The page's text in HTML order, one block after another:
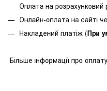
Оплата на розрахунковий
Онлайн-оплата на сайті
Накладений платіж (При
Більше інформації про оплату